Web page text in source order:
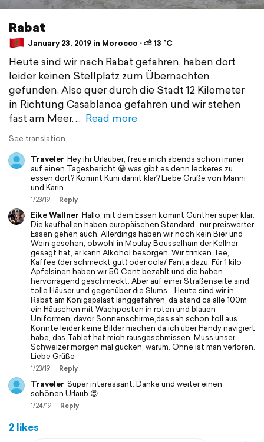
Rabat
January 23, 2019 in Morocco ⋅ ⛅ 13 °C
Heute sind wir nach Rabat gefahren, haben dort
leider keinen Stellplatz zum Übernachten
gefunden. Also quer durch die Stadt 12 Kilometer
in Richtung Casablanca gefahren und wir stehen
fast am Meer.
Read more
See translation
Traveler Hey ihr Urlauber, freue mich abends schon immer
auf einen Tagesbericht 😀 was gibt es denn leckeres zu
essen dort? Kommt Kuni damit klar? Liebe Grüße von Manni
und Karin
1/23/19 Reply
Eike Wallner Hallo, mit dem Essen kommt Gunther super klar.
Die kaufhallen haben europäischen Standard , nur preiswerter.
Essen gehen auch. Allerdings haben wir noch kein Bier und
Wein gesehen, obwohl in Moulay Bousselham der Kellner
gesagt hat, er kann Alkohol besorgen. Wir trinken Tee,
Kaffee (der schmeckt gut) oder cola/ Fanta dazu. Für 1 kilo
Apfelsinen haben wir 50 Cent bezahlt und die haben
hervorragend geschmeckt. Aber auf einer Straßenseite sind
tolle Häuser und gegenüber die Slums... Heute sind wir in
Rabat am Königspalast langgefahren, da stand ca.alle 100m
ein Häuschen mit Wachposten in roten und blauen
Uniformen, davor Sonnenschirme,das sah schon toll aus.
Konnte leider keine Bilder machen da ich über Handy navigiert
habe, das Tablet hat mich rausgeschmissen. Muss unser
Schweizer morgen mal gucken, warum. Ohne ist man verloren.
Liebe Grüße
1/23/19 Reply
Traveler Super interessant. Danke und weiter einen
schönen Urlaub 😍
1/24/19 Reply
2 likes